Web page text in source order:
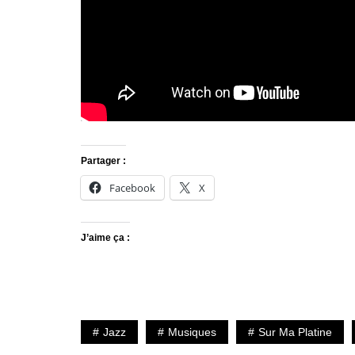
Partager :
Facebook X
J’aime ça :
Jazz Musiques Sur Ma Platine